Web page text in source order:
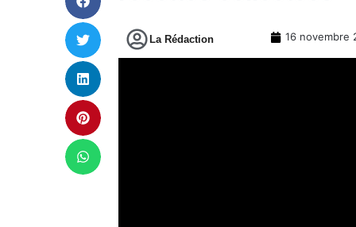
La Rédaction 16 novembre